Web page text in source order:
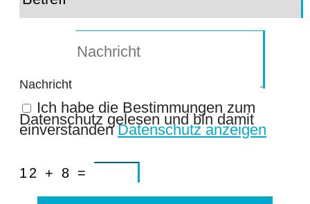
Nachricht
Ich habe die Bestimmungen zum
Datenschutz gelesen und bin damit
einverstandenDatenschutz anzeigen
12 + 8 =